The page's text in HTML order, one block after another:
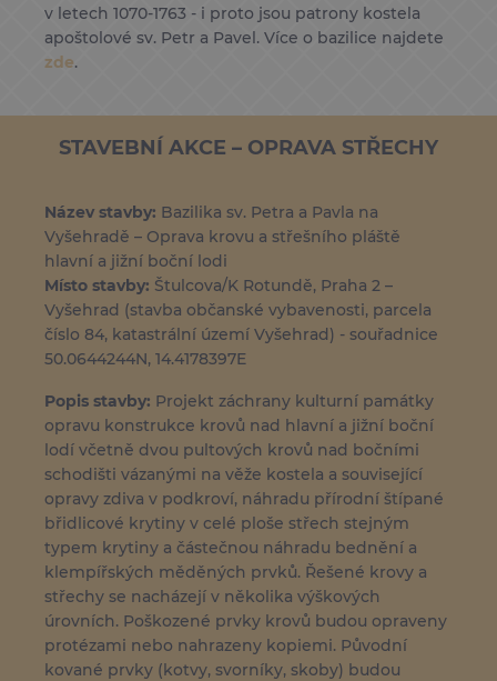
v letech 1070-1763 - i proto jsou patrony kostela
apoštolové sv. Petr a Pavel. Více o bazilice najdete
zde.
STAVEBNÍ AKCE – OPRAVA STŘECHY
Název stavby: Bazilika sv. Petra a Pavla na
Vyšehradě – Oprava krovu a střešního pláště
hlavní a jižní boční lodi
Místo stavby: Štulcova/K Rotundě, Praha 2 –
Vyšehrad (stavba občanské vybavenosti, parcela
číslo 84, katastrální území Vyšehrad) - souřadnice
50.0644244N, 14.4178397E
Popis stavby: Projekt záchrany kulturní památky
opravu konstrukce krovů nad hlavní a jižní boční
lodí včetně dvou pultových krovů nad bočními
schodišti vázanými na věže kostela a související
opravy zdiva v podkroví, náhradu přírodní štípané
břidlicové krytiny v celé ploše střech stejným
typem krytiny a částečnou náhradu bednění a
klempířských měděných prvků. Řešené krovy a
střechy se nacházejí v několika výškových
úrovních. Poškozené prvky krovů budou opraveny
protézami nebo nahrazeny kopiemi. Původní
kované prvky (kotvy, svorníky, skoby) budou